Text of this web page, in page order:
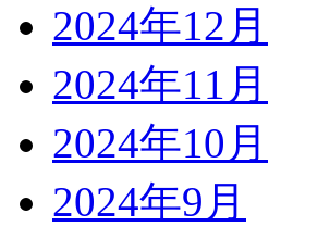
2024年12月
2024年11月
2024年10月
2024年9月